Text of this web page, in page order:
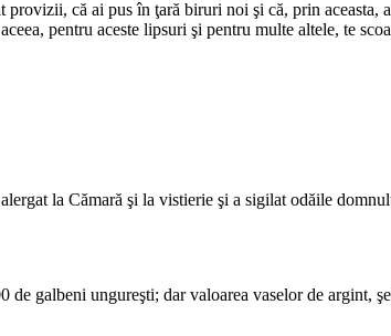
că ai pus în ţară biruri noi şi că, prin aceasta,
pentru aceste lipsuri şi pentru multe altele, te
la Cămară şi la vistierie şi a sigilat odăile
galbeni ungureşti; dar valoarea vaselor de argint,